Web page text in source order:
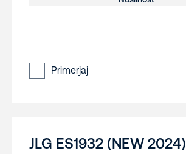
Primerjaj
JLG ES1932 (NEW 2024)